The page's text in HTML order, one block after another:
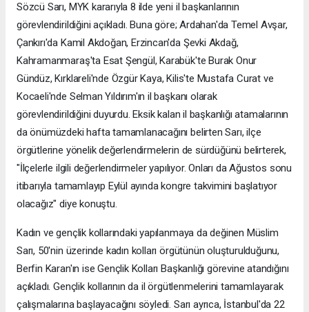
Sözcü Sarı, MYK kararıyla 8 ilde yeni il başkanlarının
görevlendirildiğini açıkladı. Buna göre; Ardahan'da Temel Avşar,
Çankırı'da Kamil Akdoğan, Erzincan'da Şevki Akdağ,
Kahramanmaraş'ta Esat Şengül, Karabük'te Burak Onur
Gündüz, Kırklareli'nde Özgür Kaya, Kilis'te Mustafa Curat ve
Kocaeli'nde Selman Yıldırım'ın il başkanı olarak
görevlendirildiğini duyurdu. Eksik kalan il başkanlığı atamalarının
da önümüzdeki hafta tamamlanacağını belirten Sarı, ilçe
örgütlerine yönelik değerlendirmelerin de sürdüğünü belirterek,
"İlçelerle ilgili değerlendirmeler yapılıyor. Onları da Ağustos sonu
itibarıyla tamamlayıp Eylül ayında kongre takvimini başlatıyor
olacağız" diye konuştu.
Kadın ve gençlik kollarındaki yapılanmaya da değinen Müslim
Sarı, 50'nin üzerinde kadın kolları örgütünün oluşturulduğunu,
Berfin Karan'ın ise Gençlik Kolları Başkanlığı görevine atandığını
açıkladı. Gençlik kollarının da il örgütlenmelerini tamamlayarak
çalışmalarına başlayacağını söyledi. Sarı ayrıca, İstanbul'da 22